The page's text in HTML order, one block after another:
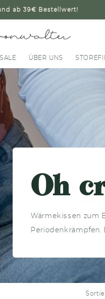
ab 39€ Bestellwert!
SALE ÜBER UNS
Oh
Wärmekissen zum
Periodenkrämpfen.